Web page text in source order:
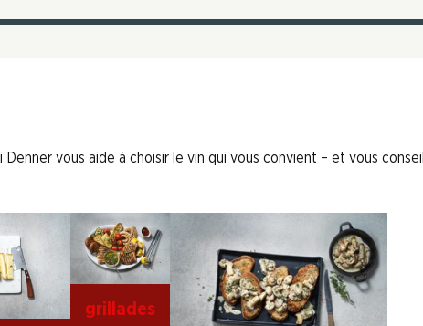
vous aide à choisir le vin qui vous convient – et vous
grillades